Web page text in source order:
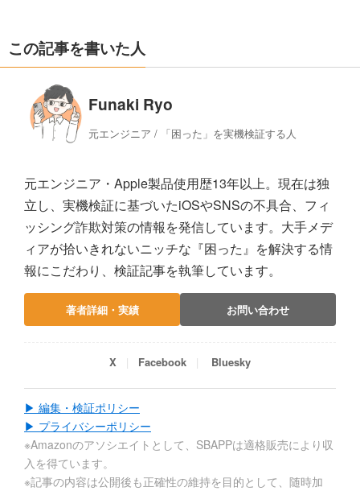
この記事を書いた人
Funaki Ryo
元エンジニア / 「困った」を実機検証する人
元エンジニア・Apple製品使用歴13年以上。現在は独
立し、実機検証に基づいたiOSやSNSの不具合、フィ
ッシング詐欺対策の情報を発信しています。大手メデ
ィアが拾いきれないニッチな『困った』を解決する情
報にこだわり、検証記事を執筆しています。
著者詳細・実績 お問い合わせ
X Facebook Bluesky
▶ 編集・検証ポリシー
▶ プライバシーポリシー
※Amazonのアソシエイトとして、SBAPPは適格販売により収
入を得ています。
※記事の内容は公開後も正確性の維持を目的として、随時加